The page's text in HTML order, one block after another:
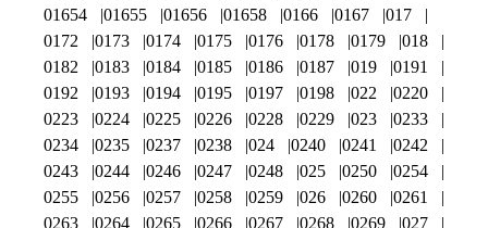
01654
01655 01656 01658 0166 0167
017
0172
0173 0174 0175 0176 0178 0179
018
0182
0183 0184 0185 0186 0187 019
0191
0192
0193 0194 0195 0197 0198 022
0220
0223
0224 0225 0226 0228 0229 023
0233
0234
0235 0237 0238 024 0240 0241
0242
0243
0244 0246 0247 0248 025 0250
0254
0255
0256 0257 0258 0259 026 0260
0261
0263
0264 0265 0266 0267 0268 0269 027